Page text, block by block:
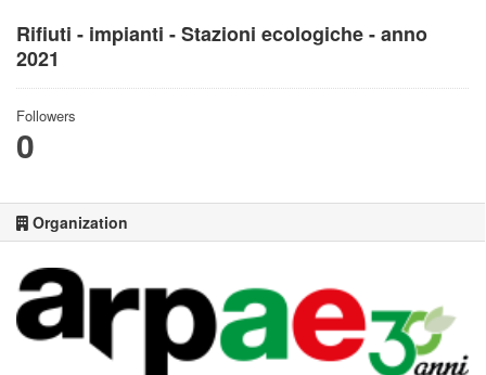
Rifiuti - impianti - Stazioni ecologiche - anno
2021
Followers
0
Organization